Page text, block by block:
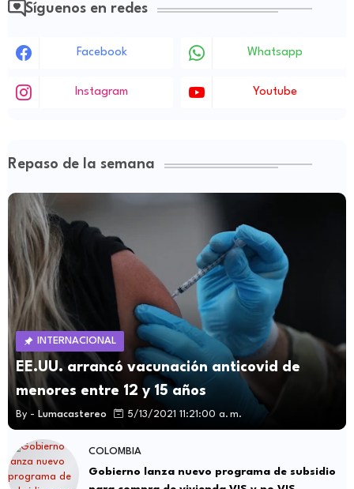
Síguenos en redes
Facebook Whatsapp
Instagram Youtube
Repaso de la semana
INTERNACIONAL
EE.UU. arrancó vacunación anticovid de
menores entre 12 y 15 años
By - Lumacastereo 5/13/2021 11:21:00 a. m.
COLOMBIA
Gobierno lanza nuevo programa de subsidio